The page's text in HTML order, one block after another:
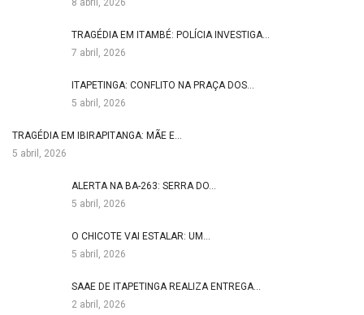
8 abril, 2026
TRAGÉDIA EM ITAMBÉ: POLÍCIA INVESTIGA…
7 abril, 2026
ITAPETINGA: CONFLITO NA PRAÇA DOS…
5 abril, 2026
TRAGÉDIA EM IBIRAPITANGA: MÃE E…
5 abril, 2026
ALERTA NA BA-263: SERRA DO…
5 abril, 2026
O CHICOTE VAI ESTALAR: UM…
5 abril, 2026
SAAE DE ITAPETINGA REALIZA ENTREGA…
2 abril, 2026